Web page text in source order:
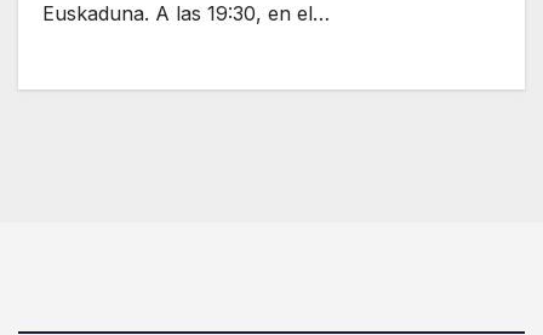
Euskaduna. A las 19:30, en el…